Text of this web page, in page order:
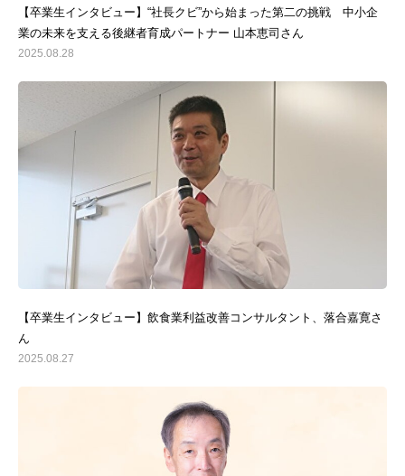
【卒業生インタビュー】“社長クビ”から始まった第二の挑戦 中小企
業の未来を支える後継者育成パートナー 山本恵司さん
2025.08.28
【卒業生インタビュー】飲食業利益改善コンサルタント、落合嘉寛さ
ん
2025.08.27